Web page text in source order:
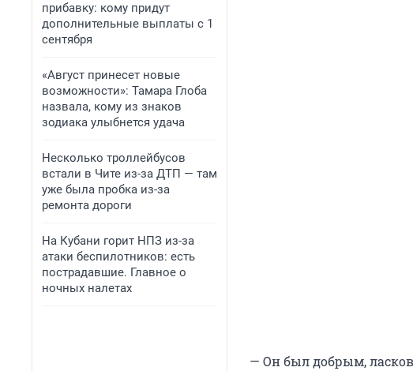
прибавку: кому придут
дополнительные выплаты с 1
сентября
«Август принесет новые
возможности»: Тамара Глоба
назвала, кому из знаков
зодиака улыбнется удача
Несколько троллейбусов
встали в Чите из-за ДТП — там
уже была пробка из-за
ремонта дороги
На Кубани горит НПЗ из-за
атаки беспилотников: есть
пострадавшие. Главное о
ночных налетах
— Он был добрым,